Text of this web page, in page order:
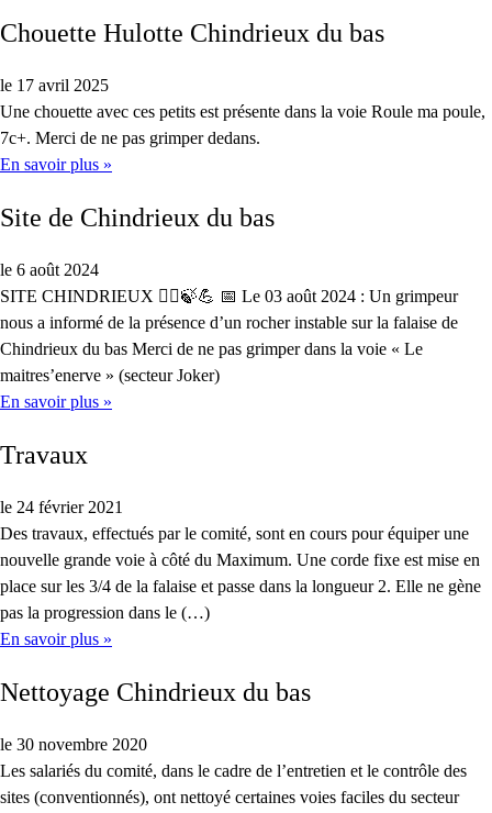
Chouette Hulotte Chindrieux du bas
le 17 avril 2025
Une chouette avec ces petits est présente dans la voie Roule ma poule,
7c+. Merci de ne pas grimper dedans.
En savoir plus »
Site de Chindrieux du bas
le 6 août 2024
SITE CHINDRIEUX 🧗‍♀️🍃💪 📅 Le 03 août 2024 : Un grimpeur
nous a informé de la présence d’un rocher instable sur la falaise de
Chindrieux du bas Merci de ne pas grimper dans la voie « Le
maitres’enerve » (secteur Joker)
En savoir plus »
Travaux
le 24 février 2021
Des travaux, effectués par le comité, sont en cours pour équiper une
nouvelle grande voie à côté du Maximum. Une corde fixe est mise en
place sur les 3/4 de la falaise et passe dans la longueur 2. Elle ne gène
pas la progression dans le (…)
En savoir plus »
Nettoyage Chindrieux du bas
le 30 novembre 2020
Les salariés du comité, dans le cadre de l’entretien et le contrôle des
sites (conventionnés), ont nettoyé certaines voies faciles du secteur